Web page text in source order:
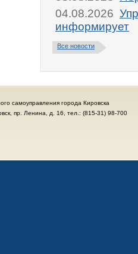
04.08.2026
информирует
Все новости
самоуправления города Кировска
пр. Ленина, д. 16, тел.: (815-31) 98-700